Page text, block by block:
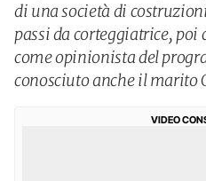
di una società di
passi da corteggiatrice,
come opinionista del
conosciuto anche il marito
VIDEO